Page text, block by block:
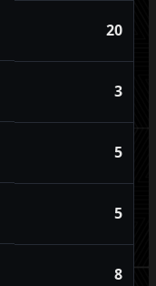
20
3
5
5
8